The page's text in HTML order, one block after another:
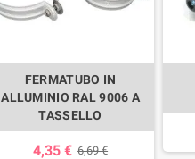
FERMATUBO IN
ALLUMINIO RAL 9006 A
TASSELLO
4,35 € 6,69 €